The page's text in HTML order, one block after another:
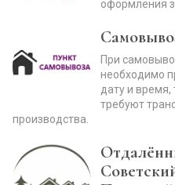
оформления
При
необходимо
дату и время,
требуют
производства.